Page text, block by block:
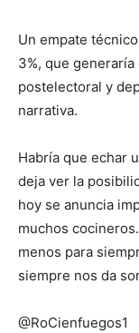
Un empate
3%, que
postelectoral y
narrativa.
Habría que echar
deja ver la
hoy se anuncia
muchos
menos para
siempre nos da
@RoCienfuegos1